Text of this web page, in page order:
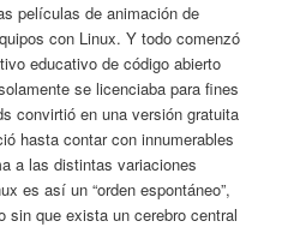
películas de animación de
con Linux. Y todo comenzó
educativo de código abierto
se licenciaba para fines
convirtió en una versión gratuita
hasta contar con innumerables
a las distintas variaciones
es así un “orden espontáneo”,
sin que exista un cerebro central